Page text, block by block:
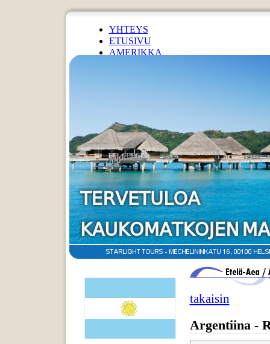
YHTEYS
ETUSIVU
AMERIKKA
OCEANIA
takaisin
Argentiina -